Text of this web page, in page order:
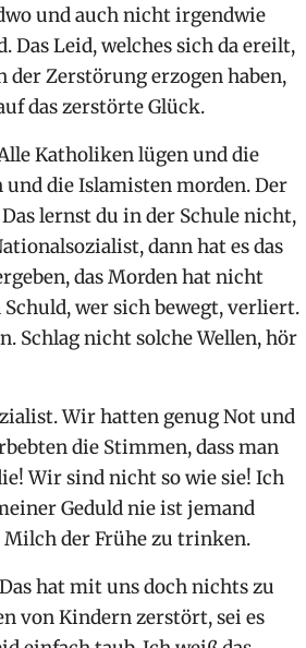
und auch nicht irgendwie
Leid, welches sich da ereilt,
der Zerstörung erzogen haben,
das zerstörte Glück.
Katholiken lügen und die
die Islamisten morden. Der
lernst du in der Schule nicht,
dann hat es das
das Morden hat nicht
wer sich bewegt, verliert.
Schlag nicht solche Wellen, hör
Wir hatten genug Not und
die Stimmen, dass man
Wir sind nicht so wie sie! Ich
Geduld nie ist jemand
Milch der Frühe zu trinken.
hat mit uns doch nichts zu
von Kindern zerstört, sei es